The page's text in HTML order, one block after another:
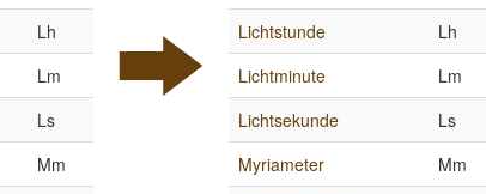
Lh
Lm
Ls
Mm
Lichtstunde
Lh
Lichtminute
Lm
Lichtsekunde
Ls
Myriameter
Mm